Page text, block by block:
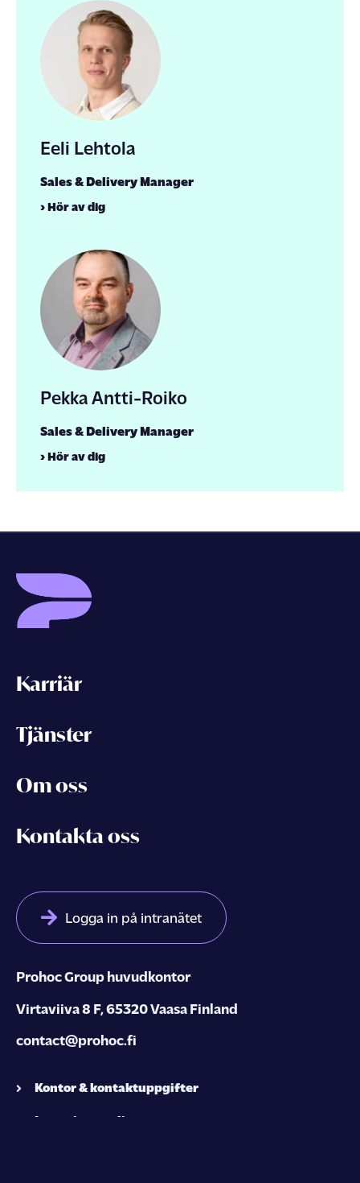
Eeli Lehtola
Sales & Delivery Manager
› Hör av dig
Pekka Antti-Roiko
Sales & Delivery Manager
› Hör av dig
Karriär
Tjänster
Om oss
Kontakta oss
Logga in på intranätet
ProhocGroup huvudkontor
Virtaviiva 8 F, 65320 Vaasa Finland
contact@prohoc.fi
Kontor & kontaktuppgifter